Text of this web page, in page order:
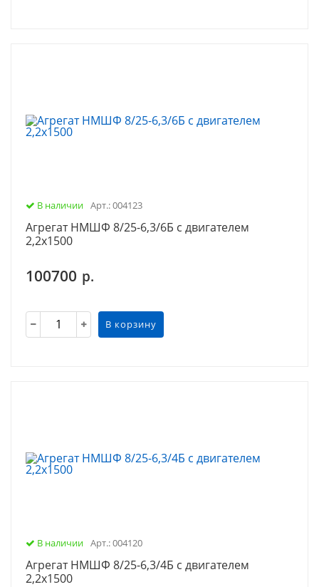
В наличии Арт.: 004123
Агрегат НМШФ 8/25-6,3/6Б с двигателем
2,2х1500
100700 р.
В корзину
В наличии Арт.: 004120
Агрегат НМШФ 8/25-6,3/4Б с двигателем
2,2х1500